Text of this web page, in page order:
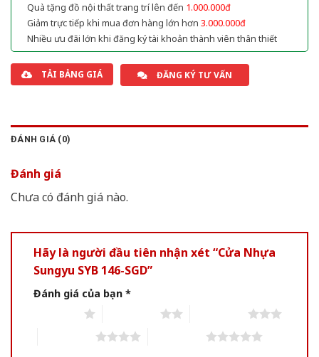
Quà tặng đồ nội thất trang trí lên đến 1.000.000đ
Giảm trực tiếp khi mua đơn hàng lớn hơn 3.000.000đ
Nhiều ưu đãi lớn khi đăng ký tài khoản thành viên thân thiết
TẢI BẢNG GIÁ ĐĂNG KÝ TƯ VẤN
ĐÁNH GIÁ (0)
Đánh giá
Chưa có đánh giá nào.
Hãy là người đầu tiên nhận xét “Cửa Nhựa
Sungyu SYB 146-SGD”
Đánh giá của bạn *